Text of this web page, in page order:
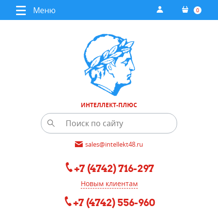
Меню 0
ИНТЕЛЛЕКТ-ПЛЮС
sales@intellekt48.ru
+7 (4742) 716-297
Новым клиентам
+7 (4742) 556-960